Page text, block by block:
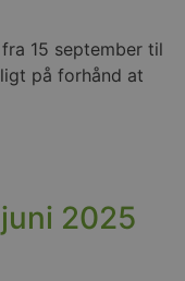
15 september til
på forhånd at
2025